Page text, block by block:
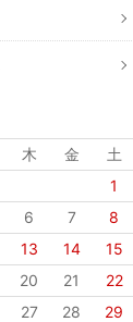
木 金
土
1
6 7
8
13 14
15
20 21
22
27 28
29